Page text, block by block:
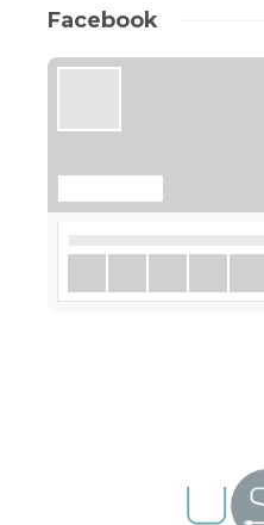
Facebook